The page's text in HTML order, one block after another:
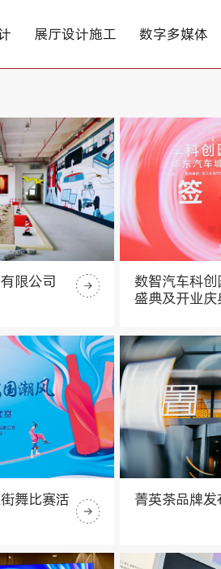
展厅设计施工 数字多媒体
限公司
数智汽车科
盛典及开业庆
舞比赛活
菁英茶品牌发